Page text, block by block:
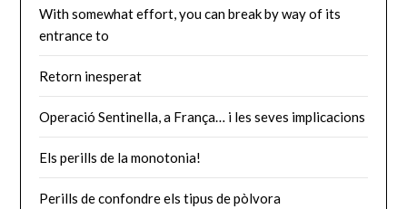
With somewhat effort, you can break by way of its
entrance to
Retorn inesperat
Operació Sentinella, a França… i les seves implicacions
Els perills de la monotonia!
Perills de confondre els tipus de pòlvora